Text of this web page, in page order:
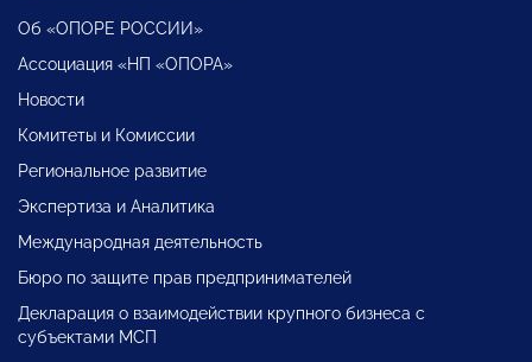
Об «ОПОРЕ РОССИИ»
Ассоциация «НП «ОПОРА»
Новости
Комитеты и Комиссии
Региональное развитие
Экспертиза и Аналитика
Международная деятельность
Бюро по защите прав предпринимателей
Декларация о взаимодействии крупного бизнеса с
субъектами МСП